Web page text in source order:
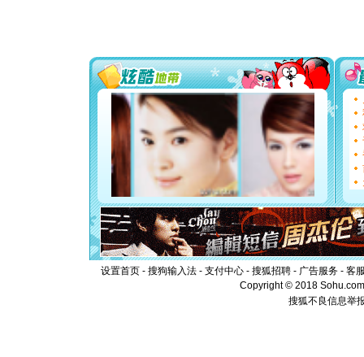
你太多，
要平安
[圣诞节]
能正大
都要快乐
[圣诞节]
如意,快
[元旦]
看
断电。
你是我
[元旦]
起；二是
离。水晶
[元旦]当
泣，这痛
卖了。水
[春节]
颜！冬去
道一声平
设置首页 - 搜狗输入法 - 支付中心 - 搜狐招聘 - 广告服务 - 客
Copyright © 2018
搜狐不良信息举